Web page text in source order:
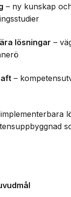
– ny kunskap
lösningar –
–
implementerbara